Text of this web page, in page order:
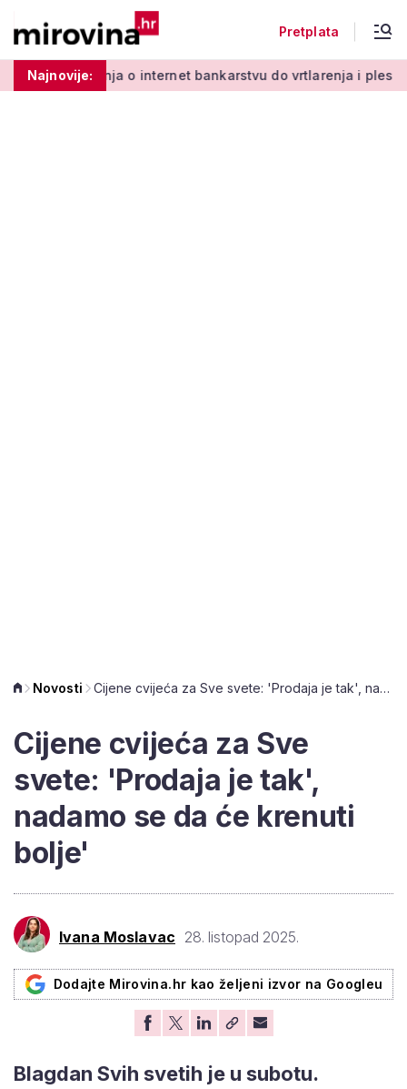
Pretplata
Najnovije:
bankarstvu do vrtlarenja i plesa: 'Da starije osobe ne
Novosti Cijene cvijeća za Sve svete: 'Prodaja je tak', nadamo se da će krenuti bolje'
Cijene cvijeća za Sve
svete: 'Prodaja je tak',
nadamo se da će krenuti
bolje'
Ivana Moslavac 28. listopad 2025.
Dodajte Mirovina.hr kao željeni izvor na Googleu
Blagdan Svih svetih je u subotu.